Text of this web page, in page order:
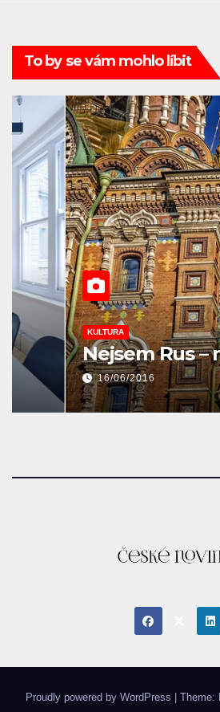
To by se vám mohlo líbit
KULTURA
Nejsem Rus –
16/06/2016
Proudly powered by WordPress | Theme: